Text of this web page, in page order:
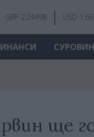
GBP 2.24498 USD
ще